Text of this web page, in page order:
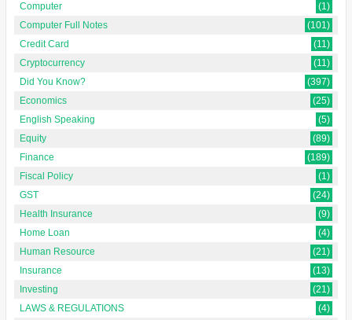
Computer
(1)
Computer Full Notes
(101)
Credit Card
(11)
Cryptocurrency
(11)
Did You Know?
(397)
Economics
(25)
English Speaking
(5)
Equity
(89)
Finance
(189)
Fiscal Policy
(1)
GST
(24)
Health Insurance
(9)
Home Loan
(4)
Human Resource
(21)
Insurance
(13)
Investing
(21)
LAWS & REGULATIONS
(4)